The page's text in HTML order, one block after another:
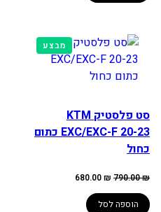
מבצעמוצרים
במבצע
סט פלסטיק KTM
EXC/EXC-F 20-23 כתום
כחול
790.00₪ המחיר
היה:
790.00 ₪.
680.00₪
הוספה לסל